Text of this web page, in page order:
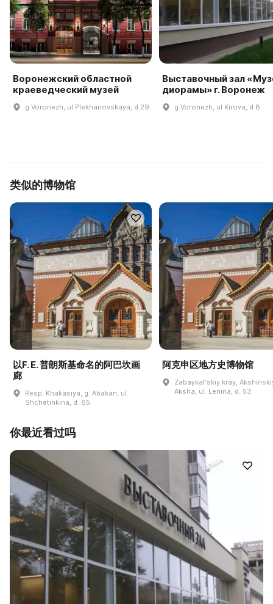
Воронежский областной
краеведческий музей
g Voronezh, ul Plekhanovskaya, d 29
Выставочный зал
диорамы» г. Воронеж
g Voronezh, ul Kirova, d 8
类似的博物馆
以F. E. 普朗斯基命名的阿巴坎画
廊
Resp. Khakasiya, g. Abakan, ul.
Shchetinkina, d. 65
阿克申区地方史博物馆
Zabaykalʹskiy kray,
Aksha, ul. Lenina, d. 53
你最近看过吗